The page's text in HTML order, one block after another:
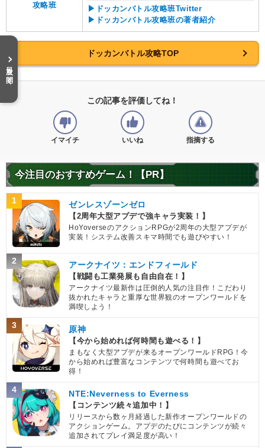
攻略班
▶ドッカンバトル攻略班Twitter
▶ドッカンバトル攻略班の著者紹介
ドッカンバトル攻略TOP
この記事を評価してね！
イマイチ いいね 指摘する
今注目のおすすめゲーム！【PR】
1 ゼンレスゾーンゼロ
【2周年大型アプデで強キャラ実装！】
HoYoverseのアクションRPGが2周年の大型アプデが
実装！システム改善スキマ時間でも遊びやすい！
2 アークナイツ：エンドフィールド
【戦闘も工業発展も自由自在！】
アークナイツ最新作は圧倒的人気の注目作！こだわり
抜かれたキャラと重厚な世界観のオープンワールドを
満喫しよう！
3 原神
【今から始めれば何時間も遊べる！】
まもなく大型アプデが来るオープンワールドRPG！今
から始めれば豊富なコンテンツで何時間も遊べてお
得！
4 NTE:Neverness to Everness
【コンテンツ続々追加中！】
リリースから数ヶ月経過した新作オープンワールドの
アクションゲーム。アプデのたびにコンテンツが続々
追加されてプレイ満足度が高い！
目次を開く